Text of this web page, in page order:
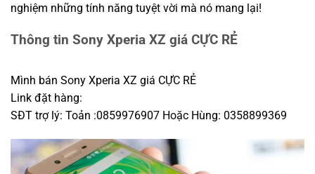
nghiệm những tính năng tuyệt vời mà nó mang lại!
Thông tin Sony Xperia XZ giá CỰC RẺ
Mình bán Sony Xperia XZ giá CỰC RẺ
Link đặt hàng:
SĐT trợ lý: Toản :0859976907 Hoặc Hùng: 0358899369